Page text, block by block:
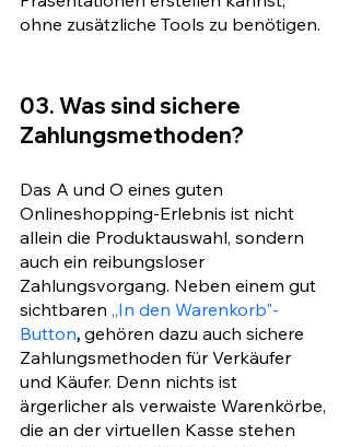
ohne zusätzliche Tools zu benötigen.
03. Was sind sichere
Zahlungsmethoden?
Das A und O eines guten
Onlineshopping-Erlebnis ist nicht
allein die Produktauswahl, sondern
auch ein reibungsloser
Zahlungsvorgang. Neben einem gut
sichtbaren „In den Warenkorb"-
Button, gehören dazu auch sichere
Zahlungsmethoden für Verkäufer
und Käufer. Denn nichts ist
ärgerlicher als verwaiste Warenkörbe,
die an der virtuellen Kasse stehen